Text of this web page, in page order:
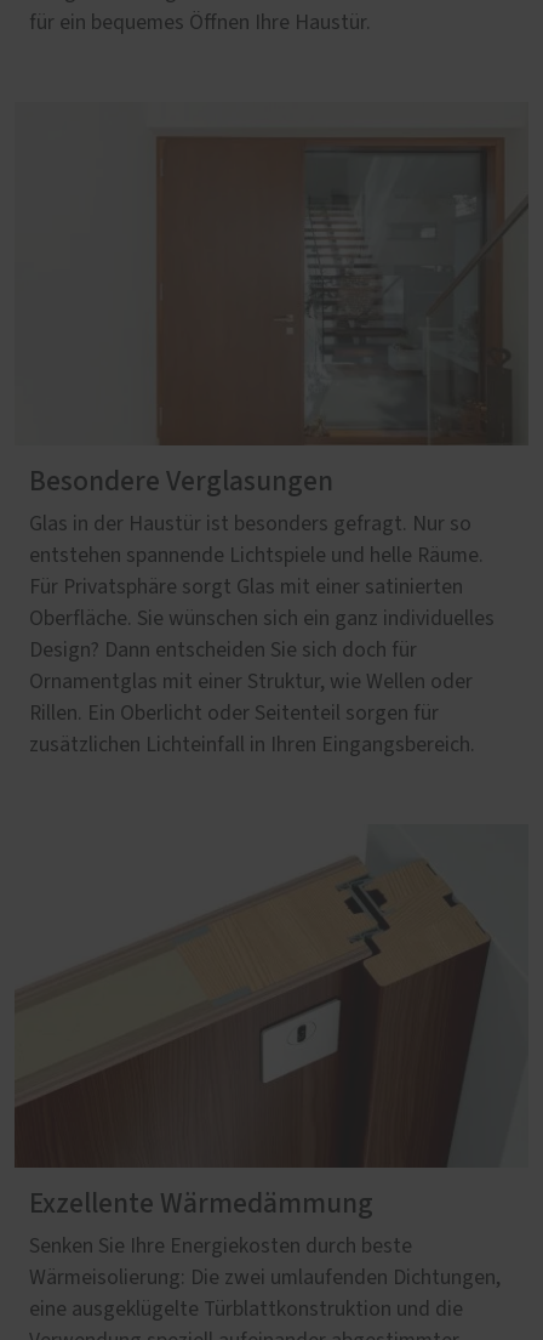
für ein bequemes Öffnen Ihre Haustür.
Besondere Verglasungen
Glas in der Haustür ist besonders gefragt. Nur so
entstehen spannende Lichtspiele und helle Räume.
Für Privatsphäre sorgt Glas mit einer satinierten
Oberfläche. Sie wünschen sich ein ganz individuelles
Design? Dann entscheiden Sie sich doch für
Ornamentglas mit einer Struktur, wie Wellen oder
Rillen. Ein Oberlicht oder Seitenteil sorgen für
zusätzlichen Lichteinfall in Ihren Eingangsbereich.
Exzellente Wärmedämmung
Senken Sie Ihre Energiekosten durch beste
Wärmeisolierung: Die zwei umlaufenden Dichtungen,
eine ausgeklügelte Türblattkonstruktion und die